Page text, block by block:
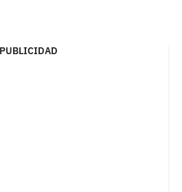
PUBLICIDAD